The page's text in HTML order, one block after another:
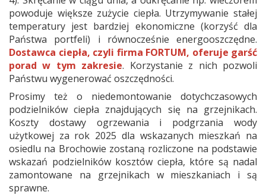
powoduje większe zużycie ciepła. Utrzymywanie stałej
temperatury jest bardziej ekonomiczne (korzyść dla
Państwa portfeli) i równocześnie energooszczędne.
Dostawca ciepła, czyli firma FORTUM, oferuje garść
porad w tym zakresie. Korzystanie z nich pozwoli
Państwu wygenerować oszczędności.
Prosimy też o niedemontowanie dotychczasowych
podzielników ciepła znajdujących się na grzejnikach.
Koszty dostawy ogrzewania i podgrzania wody
użytkowej za rok 2025 dla wskazanych mieszkań na
osiedlu na Brochowie zostaną rozliczone na podstawie
wskazań podzielników kosztów ciepła, które są nadal
zamontowane na grzejnikach w mieszkaniach i są
sprawne.